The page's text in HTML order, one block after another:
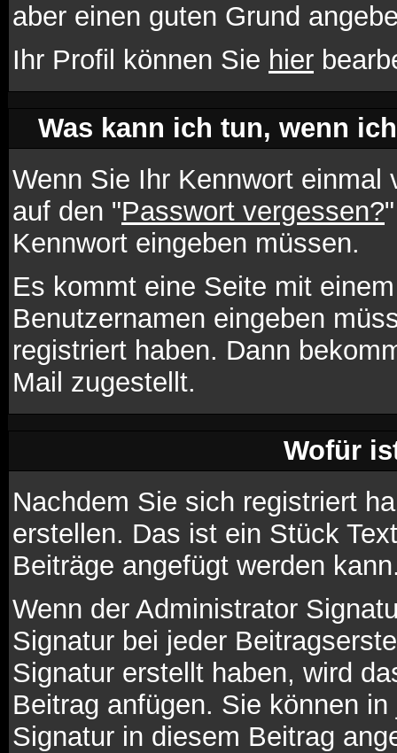
aber einen guten Grund
Ihr Profil können Sie hier
Was kann ich tun, wenn
Wenn Sie Ihr Kennwort
auf den "Passwort vergessen?
Kennwort eingeben müssen.
Es kommt eine Seite mit
Benutzernamen eingeben
registriert haben. Dann
Mail zugestellt.
Wofür
Nachdem Sie sich registriert
erstellen. Das ist ein Stück
Beiträge angefügt werden
Wenn der Administrator
Signatur bei jeder
Signatur erstellt haben, wird
Beitrag anfügen. Sie können
Signatur in diesem Beitrag